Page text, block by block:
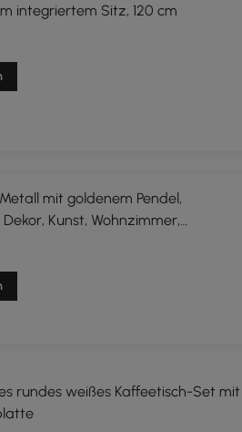
integriertem Sitz, 120 cm
mit goldenem Pendel,
Kunst, Wohnzimmer,
rundes weißes Kaffeetisch-Set mit